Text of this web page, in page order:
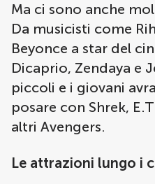
Ma ci sono anche
Da musicisti come
Beyonce a star del
Dicaprio, Zendaya e
piccoli e i giovani
posare con Shrek,
altri Avengers.
Le attrazioni lungo i